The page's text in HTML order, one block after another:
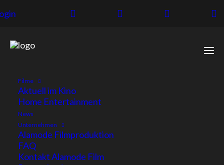
Filme
Aktuell im Kino
Home Entertainment
News
Unternehmen
Alamode Filmproduktion
FAQ
Kontakt Alamode Film
PM: STARTTERMIN
VIER MINUS DREI
VON ADRIAN